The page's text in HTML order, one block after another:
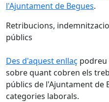
l'Ajuntament de Begues.
Retribucions,
públics
Des d'aquest enllaç podreu
sobre quant cobren els
públics de l'Ajuntament de
categories laborals.